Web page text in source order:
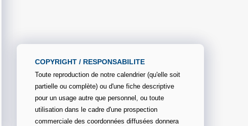
COPYRIGHT / RESPONSABILITE
Toute reproduction de notre calendrier (qu'elle soit
partielle ou complète) ou d'une fiche descriptive
pour un usage autre que personnel, ou toute
utilisation dans le cadre d'une prospection
commerciale des coordonnées diffusées donnera